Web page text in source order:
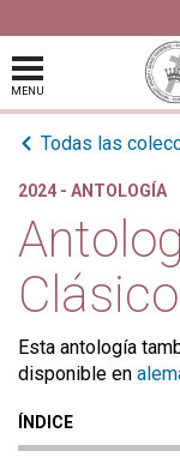
MENU
Todas las
2024 - ANTOLOGÍA
Esta antología
disponible en
ÍNDICE